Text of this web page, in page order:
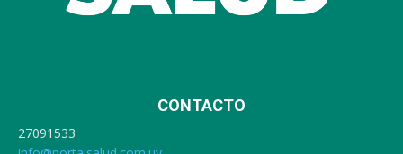
CONTACTO
27091533